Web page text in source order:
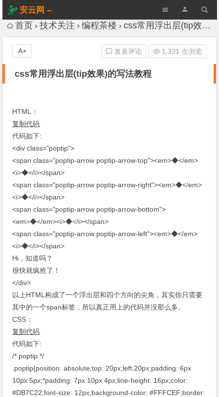
安云网 –
AnYun.ORG
首页 技术关注 编程茶楼 css常用浮出层(tip效果)的写法教程
css常用浮出层(tip效果)的写法教程
发表评论 1,331 次浏览
A+
HTML：
复制代码
代码如下:
<div class="poptip">
<span class="poptip-arrow poptip-arrow-top"><em>◆</em>
<i>◆</i></span>
<span class="poptip-arrow poptip-arrow-right"><em>◆</em>
<i>◆</i></span>
<span class="poptip-arrow poptip-arrow-bottom">
<em>◆</em><i>◆</i></span>
<span class="poptip-arrow poptip-arrow-left"><em>◆</em>
<i>◆</i></span>
Hi，知道吗？
很快就疯抢了！
</div>
以上HTML构成了一个浮出层和四个方向的尖角，其实你只需要
其中的一个span标签，所以真正用上的代码并没那么多。
CSS：
复制代码
代码如下:
/* poptip */
.poptip{position: absolute;top: 20px;left:20px;padding: 6px
10px 5px;*padding: 7px 10px 4px;line-height: 16px;color:
#DB7C22;font-size: 12px;background-color: #FFFCEF;border: